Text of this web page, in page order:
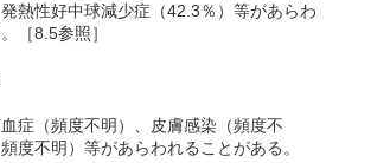
熱性好中球減少症（42.3％）等があらわ
［8.5参照］
症（頻度不明）、皮膚感染（頻度不
度不明）等があらわれることがある。